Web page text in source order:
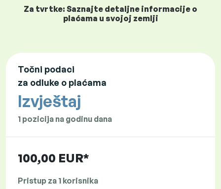
Za tvrtke: Saznajte detaljne informacije o
plaćama u svojoj zemlji
Točni podaci
za odluke o plaćama
Izvještaj
1 pozicija na godinu dana
100,00 EUR*
Pristup za 1 korisnika